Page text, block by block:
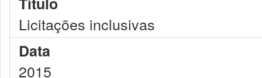
Licitações inclusivas
Data
2015